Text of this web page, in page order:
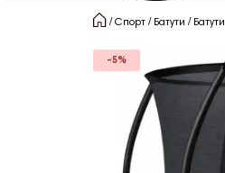
Спорт Батути Батути
-5%